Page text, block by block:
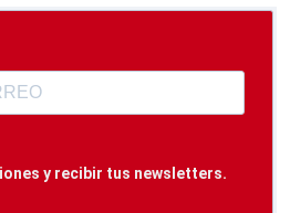
y recibir tus newsletters.